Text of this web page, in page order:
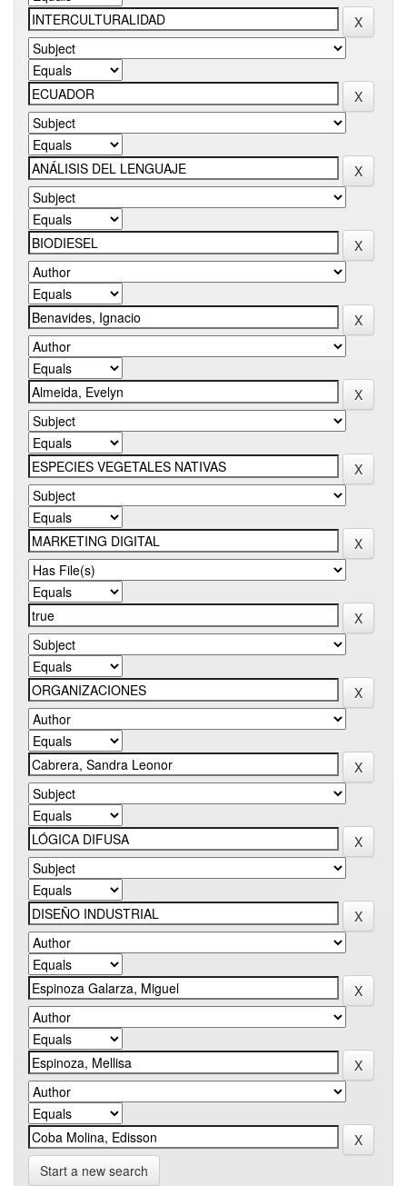
Start a new search